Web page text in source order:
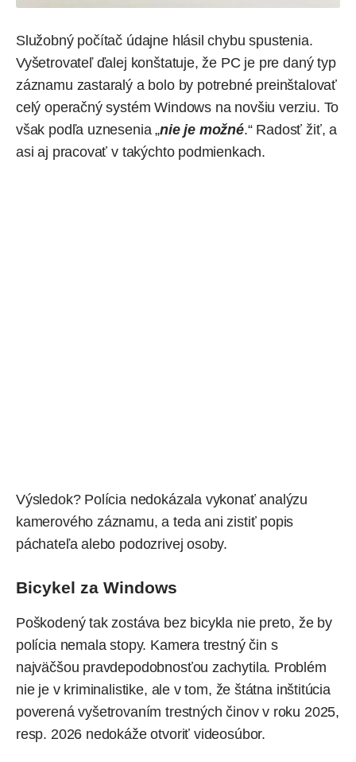
Služobný počítač údajne hlásil chybu spustenia.
Vyšetrovateľ ďalej konštatuje, že PC je pre daný typ
záznamu zastaralý a bolo by potrebné preinštalovať
celý operačný systém Windows na novšiu verziu. To
však podľa uznesenia „nie je možné.“ Radosť žiť, a
asi aj pracovať v takýchto podmienkach.
Výsledok? Polícia nedokázala vykonať analýzu
kamerového záznamu, a teda ani zistiť popis
páchateľa alebo podozrivej osoby.
Bicykel za Windows
Poškodený tak zostáva bez bicykla nie preto, že by
polícia nemala stopy. Kamera trestný čin s
najväčšou pravdepodobnosťou zachytila. Problém
nie je v kriminalistike, ale v tom, že štátna inštitúcia
poverená vyšetrovaním trestných činov v roku 2025,
resp. 2026 nedokáže otvoriť videosúbor.